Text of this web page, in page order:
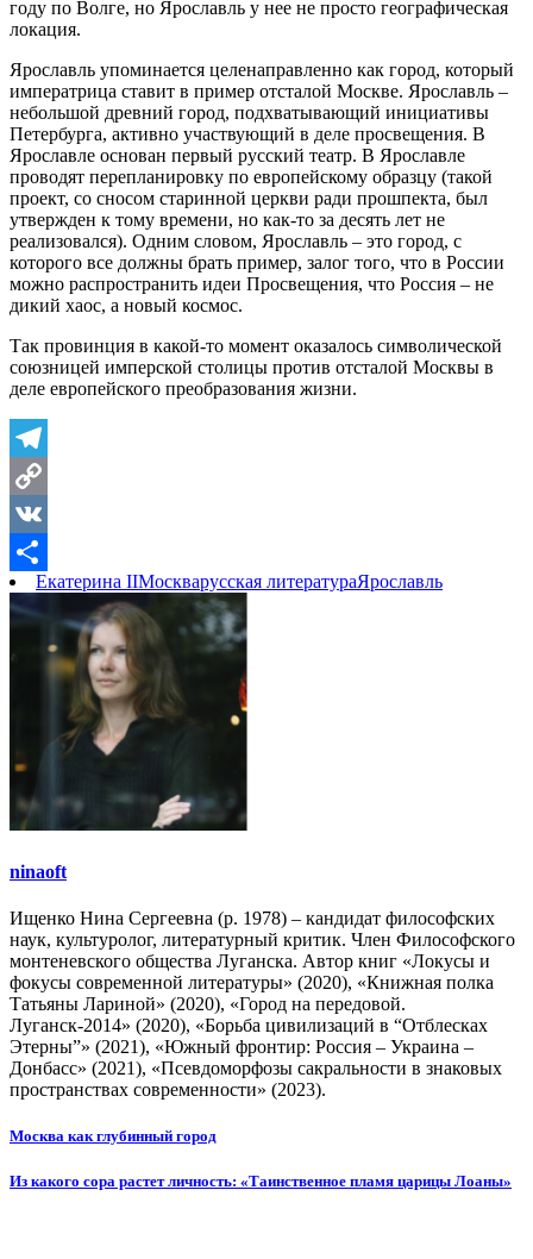
году по Волге, но Ярославль у нее не просто географическая
локация.
Ярославль упоминается целенаправленно как город, который
императрица ставит в пример отсталой Москве. Ярославль –
небольшой древний город, подхватывающий инициативы
Петербурга, активно участвующий в деле просвещения. В
Ярославле основан первый русский театр. В Ярославле
проводят перепланировку по европейскому образцу (такой
проект, со сносом старинной церкви ради прошпекта, был
утвержден к тому времени, но как-то за десять лет не
реализовался). Одним словом, Ярославль – это город, с
которого все должны брать пример, залог того, что в России
можно распространить идеи Просвещения, что Россия – не
дикий хаос, а новый космос.
Так провинция в какой-то момент оказалось символической
союзницей имперской столицы против отсталой Москвы в
деле европейского преобразования жизни.
Telegram
Copy
Link
VK
Отправить
Екатерина IIМоскварусская литератураЯрославль
ninaoft
Ищенко Нина Сергеевна (р. 1978) – кандидат философских
наук, культуролог, литературный критик. Член Философского
монтеневского общества Луганска. Автор книг «Локусы и
фокусы современной литературы» (2020), «Книжная полка
Татьяны Лариной» (2020), «Город на передовой.
Луганск-2014» (2020), «Борьба цивилизаций в “Отблесках
Этерны”» (2021), «Южный фронтир: Россия – Украина –
Донбасс» (2021), «Псевдоморфозы сакральности в знаковых
пространствах современности» (2023).
Навигация
по
Москва как глубинный город
Из какого сора растет личность: «Таинственное пламя царицы Лоаны»